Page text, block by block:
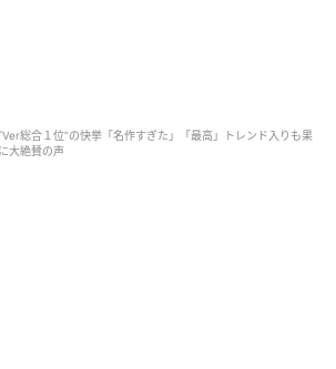
を手に入れ、銀行買収を成功させ
総合１位”の快挙「名作すぎた」「最高」トレンド入りも果
大絶賛の声